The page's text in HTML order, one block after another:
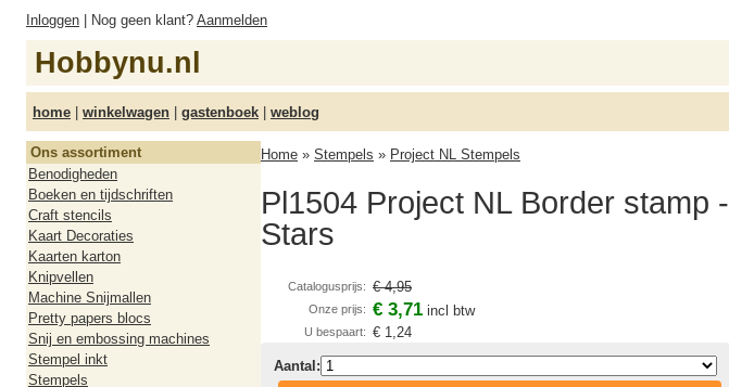
Inloggen | Nog geen klant? Aanmelden
Hobbynu.nl
home | winkelwagen | gastenboek | weblog
Ons assortiment
Benodigheden
Boeken en tijdschriften
Craft stencils
Kaart Decoraties
Kaarten karton
Knipvellen
Machine Snijmallen
Pretty papers blocs
Snij en embossing machines
Stempel inkt
Stempels
Home » Stempels » Project NL Stempels
Pl1504 Project NL Border stamp -
Stars
Catalogusprijs: € 4,95
Onze prijs: € 3,71 incl btw
U bespaart: € 1,24
Aantal: